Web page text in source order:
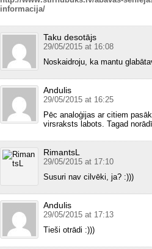
informacija/
Taku desotājs
29/05/2015 at 16:08
Noskaidroju, ka mantu
Andulis
29/05/2015 at 16:25
Pēc analoģijas ar citiem
virsraksts labots. Tagad
RimantsL
29/05/2015 at 17:10
Susuri nav cilvēki, ja? :)))
Andulis
29/05/2015 at 17:13
Tieši otrādi :)))